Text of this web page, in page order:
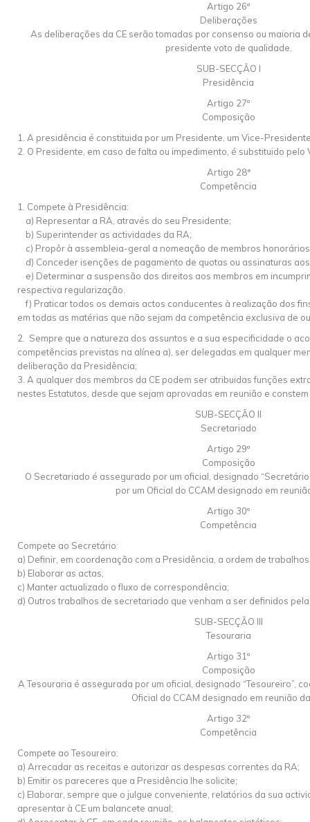
Artigo 26º
Deliberações
As deliberações da CE serão tomadas por consenso ou maioria
presidente voto de qualidade.
SUB-SECÇÃO I
Presidência
Artigo 27º
Composição
1. A presidência é constituida por um Presidente, um Vice-
2. O Presidente, em caso de falta ou impedimento, é substituido
Artigo 28ª
Competência
1. Compete à Presidência:
a) Representar a RA, através do seu Presidente;
b) Superintender as actividades da RA;
c) Propôr à assembleia-geral a nomeação de membros
d) Conceder isenções de pagamento de quotas ou assinaturas
e) Determinar a suspensão dos direitos aos membros em
respectiva regularização.
f) Praticar todos os demais actos conducentes à realização dos
em todas as matérias que não sejam da competência exclusiva de
2. Sempre que a natureza dos assuntos e a sua especificidade o
competências previstas na alínea a), ser delegadas em qualquer
deliberação da Presidência;
3. A qualquer dos membros da CE podem ser atribuidas funções
nestes Estatutos, desde que sejam aprovadas em reunião e
SUB-SECÇÃO II
Secretariado
Artigo 29º
Composição
O Secretariado é assegurado por um oficial, designado
por um Oficial do CCAM designado em
Artigo 30º
Competência
Compete ao Secretário:
a) Definir, em coordenação com a Presidência, a ordem de
b) Elaborar as actas;
c) Manter actualizado o fluxo de correspondência;
d) Outros trabalhos de secretariado que venham a ser definidos
SUB-SECÇÃO III
Tesouraria
Artigo 31º
Composição
A Tesouraria é assegurada por um oficial, designado “Tesoureiro”,
Oficial do CCAM designado em reunião da
Artigo 32º
Competência
Compete ao Tesoureiro:
a) Arrecadar as receitas e autorizar as despesas correntes da RA;
b) Emitir os pareceres que a Presidência lhe solicite;
c) Elaborar, sempre que o julgue conveniente, relatórios da sua
apresentar à CE um balancete anual;